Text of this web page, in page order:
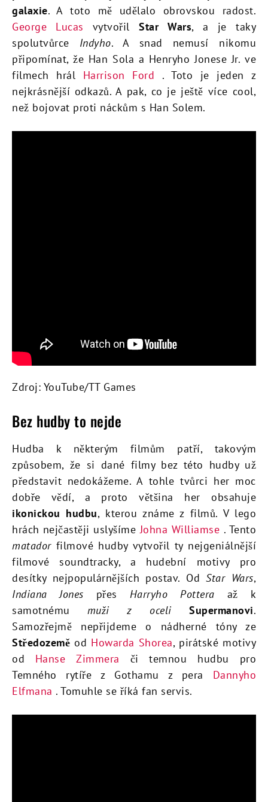
galaxie. A toto mě udělalo obrovskou radost.
George Lucas vytvořilStar Wars, a je taky
spolutvůrce Indyho. A snad nemusí nikomu
připomínat, že Han Sola a Henryho Jonese Jr. ve
filmech hrál Harrison Ford . Toto je jeden z
nejkrásnější odkazů. A pak, co je ještě více cool,
než bojovat proti náckům s Han Solem.
Zdroj: YouTube/TT Games
Bez hudby to nejde
Hudba k některým filmům patří, takovým
způsobem, že si dané filmy bez této hudby už
představit nedokážeme. A tohle tvůrci her moc
dobře vědí, a proto většina her obsahuje
ikonickou hudbu, kterou známe z filmů. V lego
hrách nejčastěji uslyšímeJohna Williamse . Tento
matadorfilmové hudby vytvořil ty nejgeniálnější
filmové soundtracky, a hudební motivy pro
desítky nejpopulárnějších postav. OdStar Wars,
Indiana Jones přes Harryho Pottera až k
samotnému muži z oceli Supermanovi.
Samozřejmě nepřijdeme o nádherné tóny ze
Středozemě od Howarda Shorea, pirátské motivy
od Hanse Zimmera či temnou hudbu pro
Temného rytíře z Gothamu z pera Dannyho
Elfmana . Tomuhle se říká fan servis.